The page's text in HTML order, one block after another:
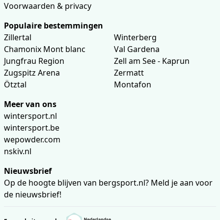
Voorwaarden & privacy
Populaire bestemmingen
Zillertal
Chamonix Mont blanc
Jungfrau Region
Zugspitz Arena
Ötztal
Winterberg
Val Gardena
Zell am See - Kaprun
Zermatt
Montafon
Meer van ons
wintersport.nl
wintersport.be
wepowder.com
nskiv.nl
Nieuwsbrief
Op de hoogte blijven van bergsport.nl? Meld je aan voor
de nieuwsbrief!